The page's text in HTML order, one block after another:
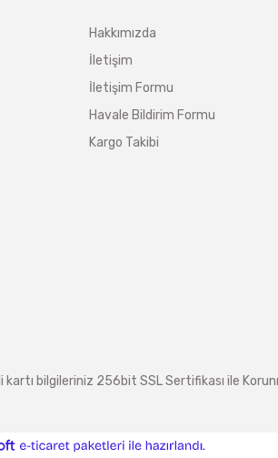
Hakkımızda
İletişim
İletişim Formu
Havale Bildirim Formu
Kargo Takibi
bilgileriniz 256bit SSL Sertifikası ile
ideasoft
e-